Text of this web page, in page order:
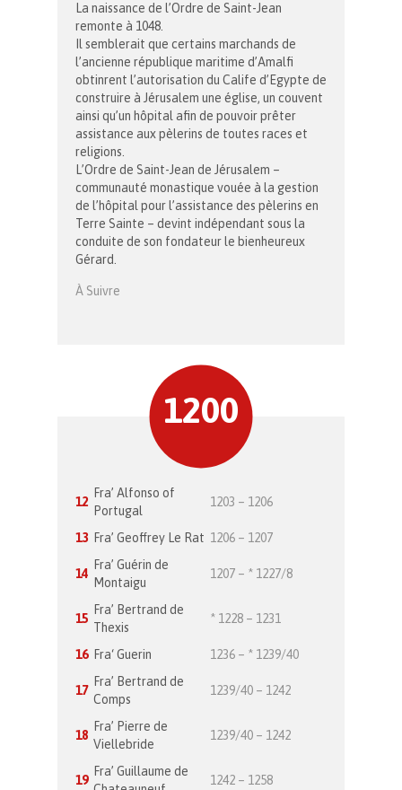
La naissance de l’Ordre de Saint-Jean
remonte à 1048.
Il semblerait que certains marchands de
l’ancienne république maritime d’Amalfi
obtinrent l’autorisation du Calife d’Egypte de
construire à Jérusalem une église, un couvent
ainsi qu’un hôpital afin de pouvoir prêter
assistance aux pèlerins de toutes races et
religions.
L’Ordre de Saint-Jean de Jérusalem –
communauté monastique vouée à la gestion
de l’hôpital pour l’assistance des pèlerins en
Terre Sainte – devint indépendant sous la
conduite de son fondateur le bienheureux
Gérard.
À Suivre
1200
12
Fra’ Alfonso of
Portugal
1203 – 1206
13 Fra’ Geoffrey Le Rat 1206 – 1207
14
Fra’ Guérin de
Montaigu
1207 – * 1227/8
15
Fra’ Bertrand de
Thexis
* 1228 – 1231
16 Fra‘ Guerin 1236 – * 1239/40
17
Fra’ Bertrand de
Comps
1239/40 – 1242
18
Fra’ Pierre de
Viellebride
1239/40 – 1242
19
Fra’ Guillaume de
1242 – 1258